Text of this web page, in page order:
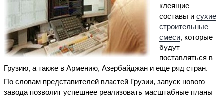
клеящие
составы исухие
строительные
смеси, которые
будут
поставляться в
Грузию, а также в Армению, Азербайджан и еще ряд стран.
По словам представителей властей Грузии, запуск нового
завода позволит успешнее реализовать масштабные планы